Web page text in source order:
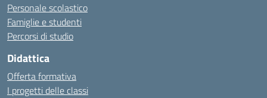
Personale scolastico
Famiglie e studenti
Percorsi di studio
Didattica
Offerta formativa
I progetti delle classi